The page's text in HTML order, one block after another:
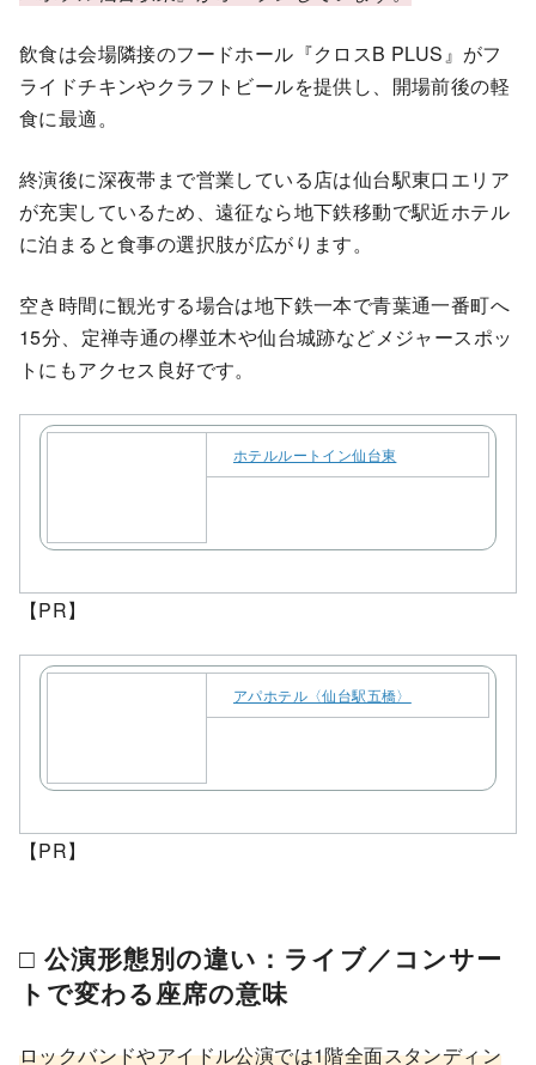
飲食は会場隣接のフードホール『クロスB PLUS』がフ
ライドチキンやクラフトビールを提供し、開場前後の軽
食に最適。
終演後に深夜帯まで営業している店は仙台駅東口エリア
が充実しているため、遠征なら地下鉄移動で駅近ホテル
に泊まると食事の選択肢が広がります。
空き時間に観光する場合は地下鉄一本で青葉通一番町へ
15分、定禅寺通の欅並木や仙台城跡などメジャースポッ
トにもアクセス良好です。
ホテルルートイン仙台東
【PR】
アパホテル〈仙台駅五橋〉
【PR】
□ 公演形態別の違い：ライブ／コンサー
トで変わる座席の意味
ロックバンドやアイドル公演では1階全面スタンディン